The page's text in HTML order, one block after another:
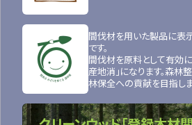
間伐材を用いた製品に表
です。
間伐材を原料として有効
産地消」になります。森
林保全への貢献を目指しま